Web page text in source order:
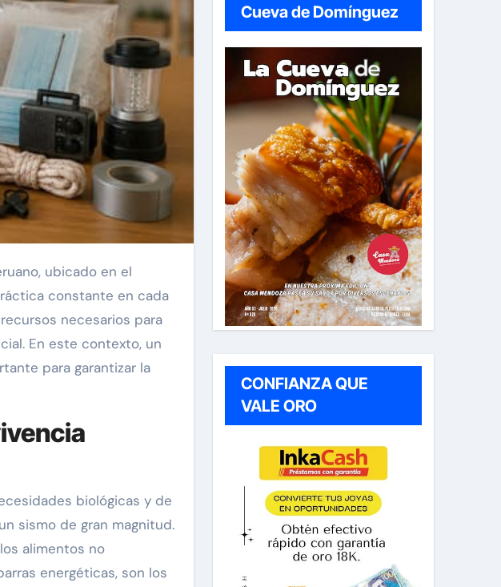
constante en cada
necesarios para
En este contexto, un
para garantizar la
biológicas y de
sismo de gran magnitud.
alimentos no
energéticas, son los
Cueva de Domínguez
CONFIANZA QUE
VALE ORO